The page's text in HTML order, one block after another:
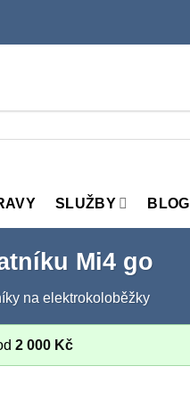
SLUŽBY BLOG
Mi4 go
na elektrokoloběžky
2 000 Kč